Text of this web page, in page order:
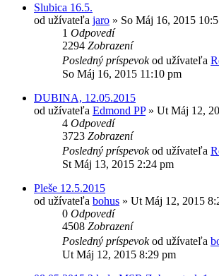
Slubica 16.5.
od užívateľa jaro » So Máj 16, 2015
1 Odpovedí
2294 Zobrazení
Posledný príspevokod užívateľa
So Máj 16, 2015 11:10 pm
DUBINA, 12.05.2015
od užívateľa Edmond PP» Ut Máj 12,
4 Odpovedí
3723 Zobrazení
Posledný príspevokod užívateľa
St Máj 13, 2015 2:24 pm
Pleše 12.5.2015
od užívateľa bohus » Ut Máj 12, 2015
0 Odpovedí
4508 Zobrazení
Posledný príspevokod užívateľa
Ut Máj 12, 2015 8:29 pm